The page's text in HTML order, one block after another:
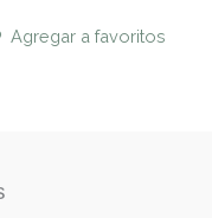
Agregar a favoritos